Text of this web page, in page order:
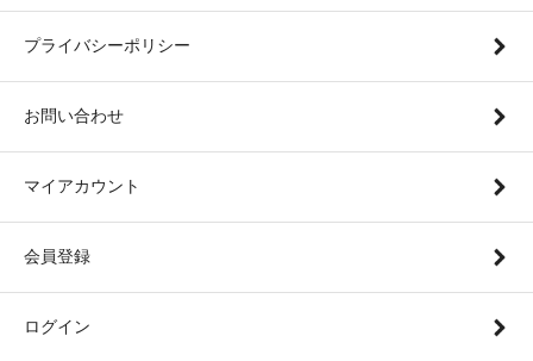
プライバシーポリシー
お問い合わせ
マイアカウント
会員登録
ログイン